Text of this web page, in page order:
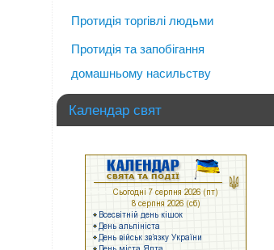
Протидія торгівлі людьми
Протидія та запобігання
домашньому насильству
Календар свят